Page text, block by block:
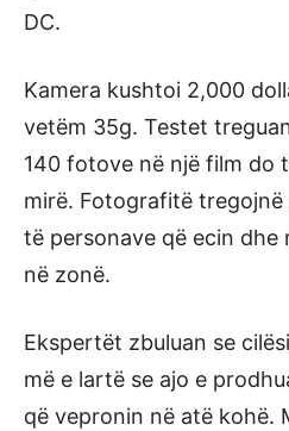
DC.
Kamera kushtoi 2,000
vetëm 35g. Testet
140 fotove në një film do
mirë. Fotografitë
të personave që ecin dhe
në zonë.
Ekspertët zbuluan se
më e lartë se ajo e
që vepronin në atë kohë.